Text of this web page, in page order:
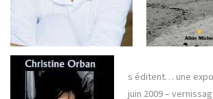
s éditent… une
juin 2009 –